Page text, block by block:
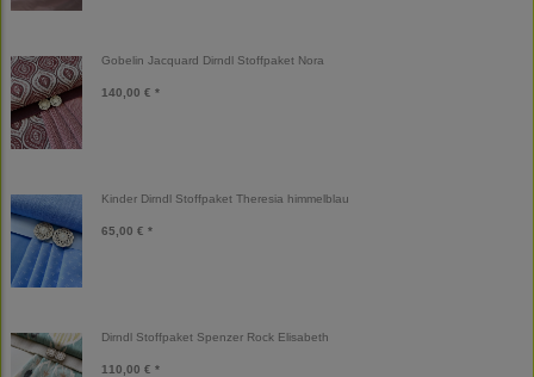
Gobelin Jacquard Dirndl Stoffpaket Nora
140,00 € *
Kinder Dirndl Stoffpaket Theresia himmelblau
65,00 € *
Dirndl Stoffpaket Spenzer Rock Elisabeth
110,00 € *